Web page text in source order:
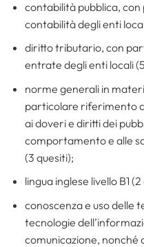
contabilità pubblica,
contabilità degli enti
diritto tributario, con
entrate degli enti locali
norme generali in
particolare riferimento
ai doveri e diritti dei
comportamento e alle
(3 quesiti);
lingua inglese livello B1
conoscenza e uso delle
tecnologie
comunicazione, nonché